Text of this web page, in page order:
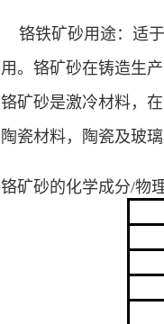
铬铁矿砂用途：适于
用。铬矿砂在铸造生
铬矿砂是激冷材料，
陶瓷材料，陶瓷及玻
铬矿砂的化学成分/物